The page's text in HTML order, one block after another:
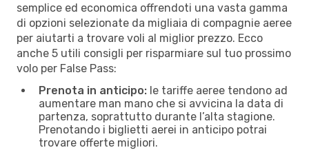
semplice ed economica offrendoti una vasta gamma
di opzioni selezionate da migliaia di compagnie aeree
per aiutarti a trovare voli al miglior prezzo. Ecco
anche 5 utili consigli per risparmiare sul tuo prossimo
volo per False Pass:
Prenota in anticipo: le tariffe aeree tendono ad
aumentare man mano che si avvicina la data di
partenza, soprattutto durante l’alta stagione.
Prenotando i biglietti aerei in anticipo potrai
trovare offerte migliori.